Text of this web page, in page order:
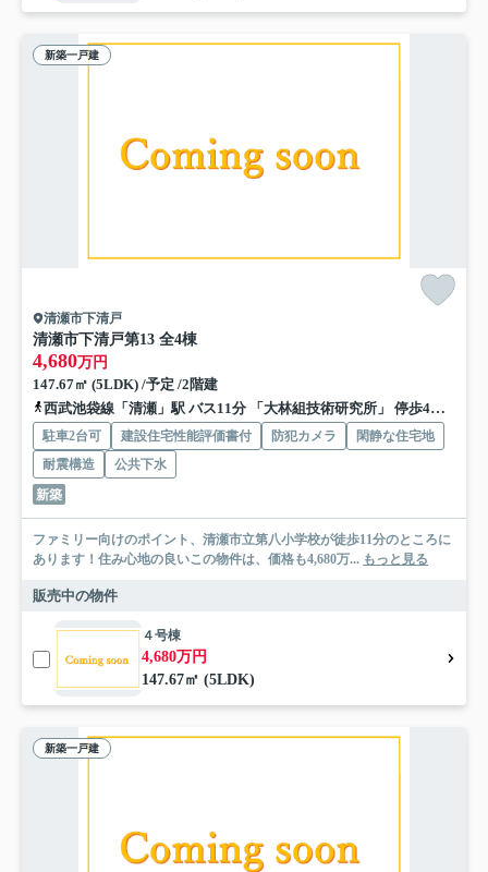
新築一戸建
清瀬市下清戸
清瀬市下清戸第13 全4棟
4,680万円
147.67㎡ (5LDK) /予定 /2階建
西武池袋線「清瀬」駅 バス11分 「大林組技術研究所」 停歩4分
駐車2台可 建設住宅性能評価書付 防犯カメラ
閑静な住宅地
耐震構造
公共下水
新築
ファミリー向けのポイント、清瀬市立第八小学校が徒歩11分のところに
あります！住み心地の良いこの物件は、価格も4,680万... もっと見る
販売中の物件
４号棟
4,680万円
147.67㎡ (5LDK)
新築一戸建